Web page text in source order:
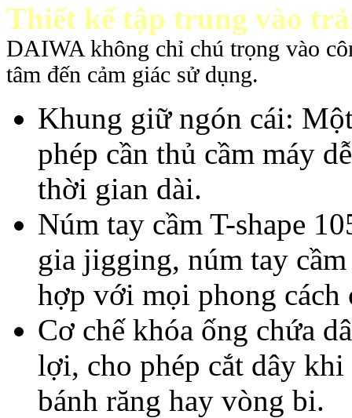
Thiết kế tập trung vào
DAIWA không chỉ chú trọng vào
tâm đến cảm giác sử dụng.
Khung giữ ngón cái:
phép cần thủ cầm máy
thời gian dài.
Núm tay cầm T-shape
gia jigging, núm tay
hợp với mọi phong cách
Cơ chế khóa ống chứa
lợi, cho phép cắt dây
bánh răng hay vòng bi.